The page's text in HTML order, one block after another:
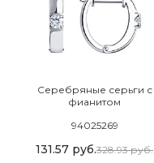
Серебряные серьги с
фианитом
94025269
131.57 руб.328.93руб.